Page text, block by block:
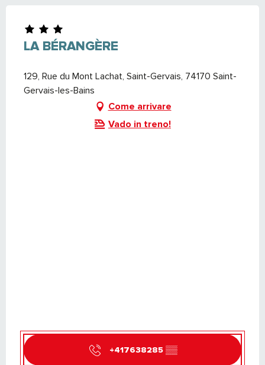
LA BÉRANGÈRE
129, Rue du Mont Lachat, Saint-Gervais, 74170 Saint-
Gervais-les-Bains
Come arrivare
Vado in treno!
+417638285 ▒▒